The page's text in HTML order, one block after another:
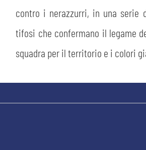
contro i nerazzurri, in una serie
tifosi che confermano il legame
squadra per il territorio e i colori